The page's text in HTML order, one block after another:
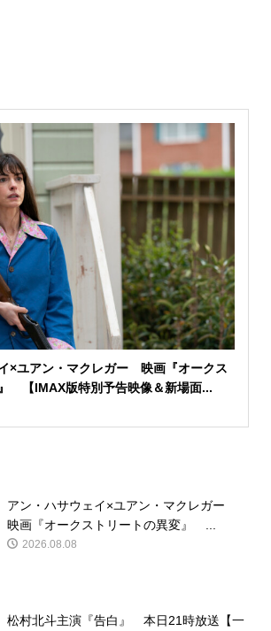
×ユアン・マクレガー 映画『オークス
【IMAX版特別予告映像＆新場面...
アン・ハサウェイ×ユアン・マクレガー
映画『オークストリートの異変』 ...
2026.08.08
松村北斗主演『告白』 本日21時放送【一